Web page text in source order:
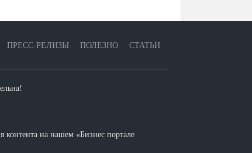
ПРЕСС-РЕЛИЗЫ ПОЛЕЗНО СТАТЬИ
контента на нашем «Бизнес портале